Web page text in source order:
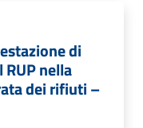
di
nella
dei rifiuti –